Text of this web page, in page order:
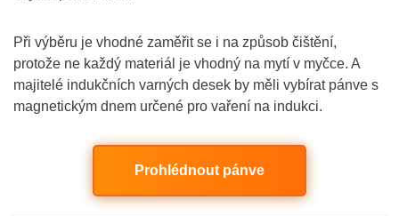
Při výběru je vhodné zaměřit se i na způsob čištění,
protože ne každý materiál je vhodný na mytí v myčce. A
majitelé indukčních varných desek by měli vybírat pánve s
magnetickým dnem určené pro vaření na indukci.
Prohlédnout pánve